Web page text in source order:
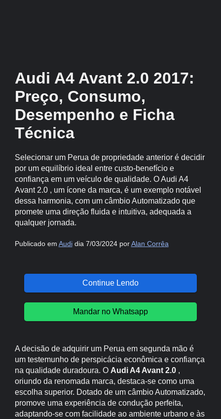
Audi A4 Avant 2.0 2017:
Preço, Consumo,
Desempenho e Ficha
Técnica
Selecionar um Perua de propriedade anterior é decidir
por um equilíbrio ideal entre custo-benefício e
confiança em um veículo de qualidade. O Audi A4
Avant 2.0 , um ícone da marca, é um exemplo notável
dessa harmonia, com um câmbio Automatizado que
promete uma direção fluida e intuitiva, adequada a
qualquer jornada.
Publicado em Audidia 7/03/2024 porAlan Corrêa
Continue Lendo
Mandar no Whatsapp
A decisão de adquirir um Perua em segunda mão é
um testemunho de perspicácia econômica e confiança
na qualidade duradoura. O Audi A4 Avant 2.0 ,
oriundo da renomada marca, destaca-se como uma
escolha superior. Dotado de um câmbio Automatizado,
promove uma experiência de condução perfeita,
adaptando-se com facilidade ao ambiente urbano e às